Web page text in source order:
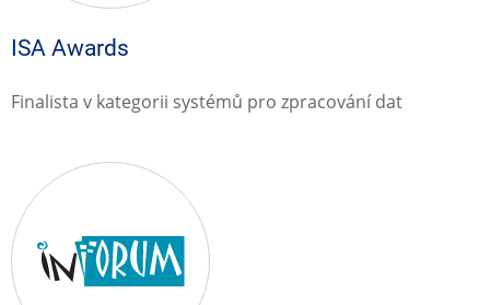
ISA Awards
Finalista v kategorii systémů pro zpracování dat